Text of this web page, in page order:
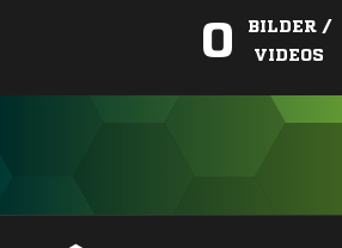
0
BILDER /
VIDEOS